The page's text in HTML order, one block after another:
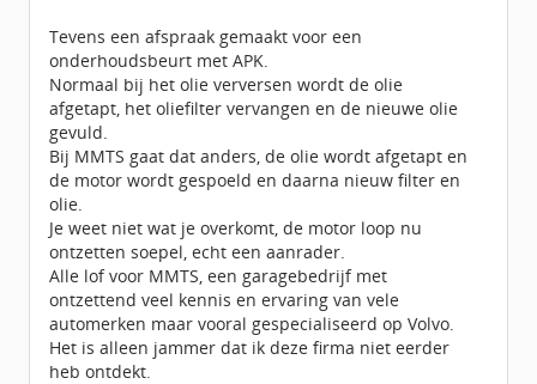
Tevens een afspraak gemaakt voor een
onderhoudsbeurt met APK.
Normaal bij het olie verversen wordt de olie
afgetapt, het oliefilter vervangen en de nieuwe olie
gevuld.
Bij MMTS gaat dat anders, de olie wordt afgetapt en
de motor wordt gespoeld en daarna nieuw filter en
olie.
Je weet niet wat je overkomt, de motor loop nu
ontzetten soepel, echt een aanrader.
Alle lof voor MMTS, een garagebedrijf met
ontzettend veel kennis en ervaring van vele
automerken maar vooral gespecialiseerd op Volvo.
Het is alleen jammer dat ik deze firma niet eerder
heb ontdekt.